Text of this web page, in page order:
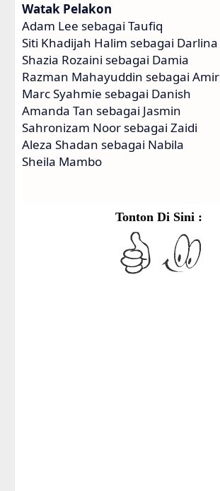
Watak Pelakon
Adam Lee sebagai Taufiq
Siti Khadijah Halim sebagai Darlina
Shazia Rozaini sebagai Damia
Razman Mahayuddin sebagai
Marc Syahmie sebagai Danish
Amanda Tan sebagai Jasmin
Sahronizam Noor sebagai Zaidi
Aleza Shadan sebagai Nabila
Sheila Mambo
Tonton Di Sini :